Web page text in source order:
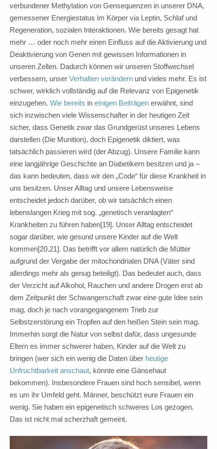
verbundener Methylation von Gensequenzen in unserer DNA,
gemessener Energiestatus im Körper via Leptin, Schlaf und
Regeneration, sozialen Interaktionen. Wie bereits gesagt hat
mehr … oder noch mehr einen Einfluss auf die Aktivierung und
Deaktivierung von Genen mit gewissen Informationen in
unseren Zellen. Dadurch können wir unseren Stoffwechsel
verbessern, unser Verhalten verändern und vieles mehr. Es ist
schwer, wirklich vollständig auf die Relevanz von Epigenetik
einzugehen. Wie bereits in einigen Beiträgen erwähnt, sind
sich inzwischen viele Wissenschafter in der heutigen Zeit
sicher, dass Genetik zwar das Grundgerüst unseres Lebens
darstellen (Die Munition), doch Epigenetik diktiert, was
tatsächlich passieren wird (der Abzug). Unsere Familie kann
eine langjährige Geschichte an Diabetikern besitzen und ja –
das kann bedeuten, dass wir den „Code“ für diese Krankheit in
uns besitzen. Unser Alltag und unsere Lebensweise
entscheidet jedoch darüber, ob wir tatsächlich einen
lebenslangen Krieg mit sog. „genetisch veranlagten“
Krankheiten zu führen haben[19]. Unser Alltag entscheidet
sogar darüber, wie gesund unsere Kinder auf die Welt
kommen[20,21]. Das betrifft vor allem natürlich die Mütter
aufgrund der Vergabe der mitochondrialen DNA (Väter sind
allerdings mehr als genug beteiligt). Das bedeutet auch, dass
der Verzicht auf Alkohol, Rauchen und andere Drogen erst ab
dem Zeitpunkt der Schwangerschaft zwar eine gute Idee sein
mag, doch je nach vorangegangenem Trieb zur
Selbstzerstörung ein Tropfen auf den heißen Stein sein mag.
Immerhin sorgt die Natur von selbst dafür, dass ungesunde
Eltern es immer schwerer haben, Kinder auf die Welt zu
bringen (wer sich ein wenig die Daten über heutige
Unfruchtbarkeit anschaut, könnte eine Gänsehaut
bekommen). Insbesondere Frauen sind hoch sensibel, wenn
es um ihr Umfeld geht. Männer, beschützt eure Frauen ein
wenig. Sie haben ein epigenetisch schweres Los gezogen.
Das ist nicht mal scherzhaft gemeint.